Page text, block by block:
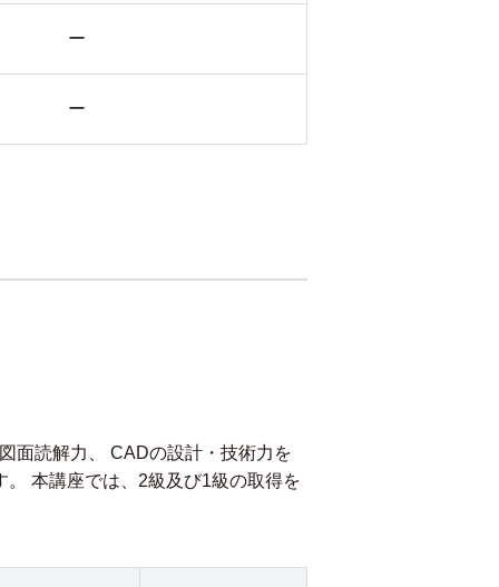
ー
ー
面読解力、 CADの設計・技術力を
本講座では、2級及び1級の取得を